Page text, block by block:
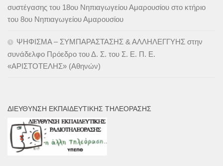
συστέγασης του 18ου Νηπιαγωγείου Αμαρουσίου στο κτήριο
του 8ου Νηπιαγωγείου Αμαρουσίου
ΨΗΦΙΣΜΑ – ΣΥΜΠΑΡΑΣΤΑΣΗΣ & ΑΛΛΗΛΕΓΓΥΗΣ στην
συνάδελφο Πρόεδρο του Δ. Σ. του Σ. Ε. Π. Ε.
«ΑΡΙΣΤΟΤΕΛΗΣ» (Αθηνών)
ΔΙΕΎΘΥΝΣΗ ΕΚΠΑΙΔΕΥΤΙΚΉΣ ΤΗΛΕΌΡΑΣΗΣ